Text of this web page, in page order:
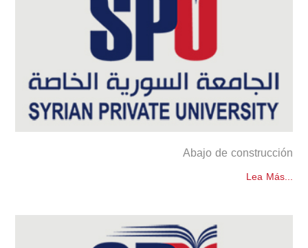
Abajo de construcción
Lea Más...